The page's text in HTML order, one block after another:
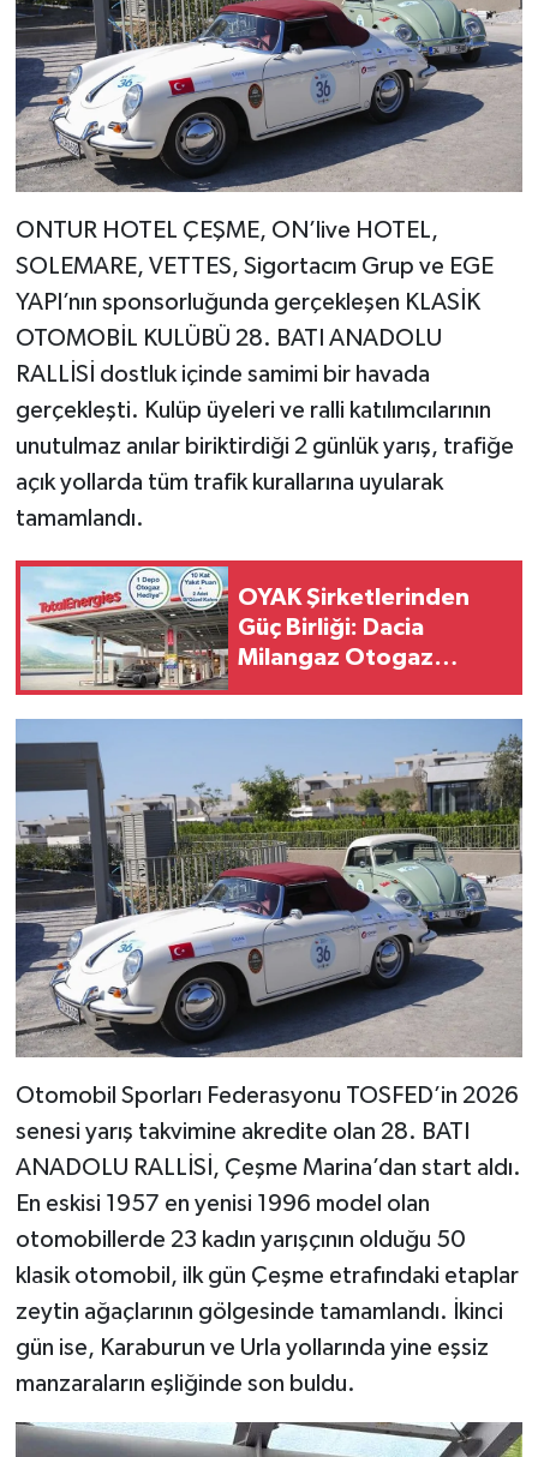
ONTUR HOTEL ÇEŞME, ON’live HOTEL,
SOLEMARE, VETTES, Sigortacım Grup ve EGE
YAPI’nın sponsorluğunda gerçekleşen KLASİK
OTOMOBİL KULÜBÜ 28. BATI ANADOLU
RALLİSİ dostluk içinde samimi bir havada
gerçekleşti. Kulüp üyeleri ve ralli katılımcılarının
unutulmaz anılar biriktirdiği 2 günlük yarış, trafiğe
açık yollarda tüm trafik kurallarına uyularak
tamamlandı.
OYAK Şirketlerinden
Güç Birliği: Dacia
Milangaz Otogaz
Otomobil Sporları Federasyonu TOSFED’in 2026
senesi yarış takvimine akredite olan 28. BATI
ANADOLU RALLİSİ, Çeşme Marina’dan start aldı.
En eskisi 1957 en yenisi 1996 model olan
otomobillerde 23 kadın yarışçının olduğu 50
klasik otomobil, ilk gün Çeşme etrafındaki etaplar
zeytin ağaçlarının gölgesinde tamamlandı. İkinci
gün ise, Karaburun ve Urla yollarında yine eşsiz
manzaraların eşliğinde son buldu.